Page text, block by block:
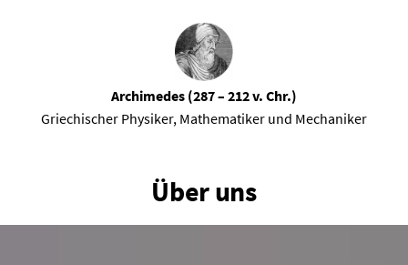
Archimedes (287 – 212 v. Chr.)
Griechischer Physiker, Mathematiker und Mechaniker
Über uns